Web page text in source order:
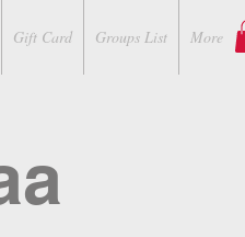
Gift Card Groups List More